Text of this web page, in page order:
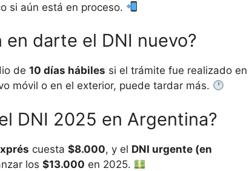
si aún está en proceso.
darte el DNI nuevo?
de 10 días hábiles si el trámite fue realizado en
móvil o en el exterior, puede tardar más.
DNI 2025 en Argentina?
cuesta $8.000, y el DNI urgente (en
los $13.000 en 2025.